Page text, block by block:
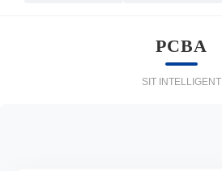
PCBA
SIT INTELLIGENT